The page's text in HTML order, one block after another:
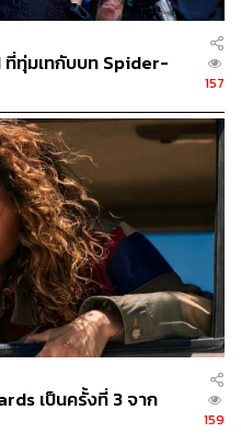
ระเทศ Challengers
378
AUTHOR
อม
| THE STANDARD LIFE
ทุ่มเทกับบท Spider-
157
เป็นครั้งที่ 3 จาก
159